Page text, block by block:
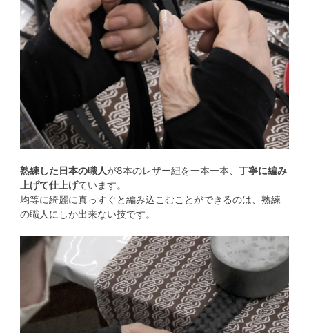
熟練した日本の職人が8本のレザー紐を一本一本、丁寧に編み
上げて仕上げています。
均等に綺麗に真っすぐと編み込こむことができるのは、熟練
の職人にしか出来ない技です。